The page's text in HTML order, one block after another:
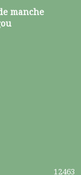
manche
12463